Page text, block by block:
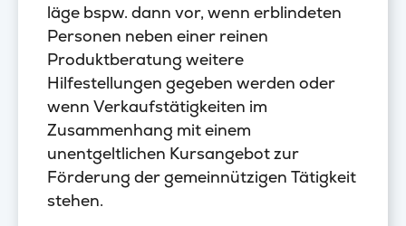
läge bspw. dann vor, wenn erblindeten
Personen neben einer reinen
Produktberatung weitere
Hilfestellungen gegeben werden oder
wenn Verkaufstätigkeiten im
Zusammenhang mit einem
unentgeltlichen Kursangebot zur
Förderung der gemeinnützigen Tätigkeit
stehen.